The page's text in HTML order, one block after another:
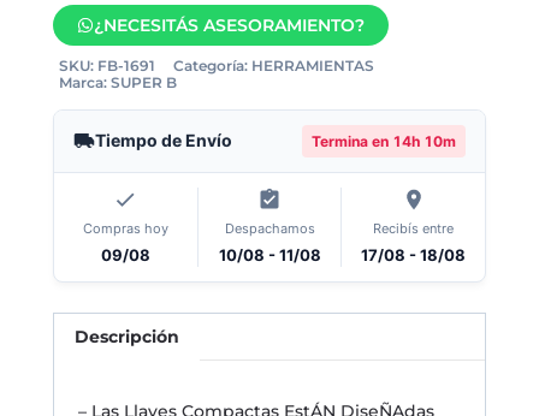
¿NECESITÁS ASESORAMIENTO?
SKU: FB-1691 Categoría: HERRAMIENTAS
Marca: SUPER B
Tiempo de Envío Termina en 14h 10m
Compras hoy
09/08
Despachamos
10/08 - 11/08
Recibís entre
17/08 - 18/08
Descripción
– Las Llaves Compactas EstÁN DiseÑAdas